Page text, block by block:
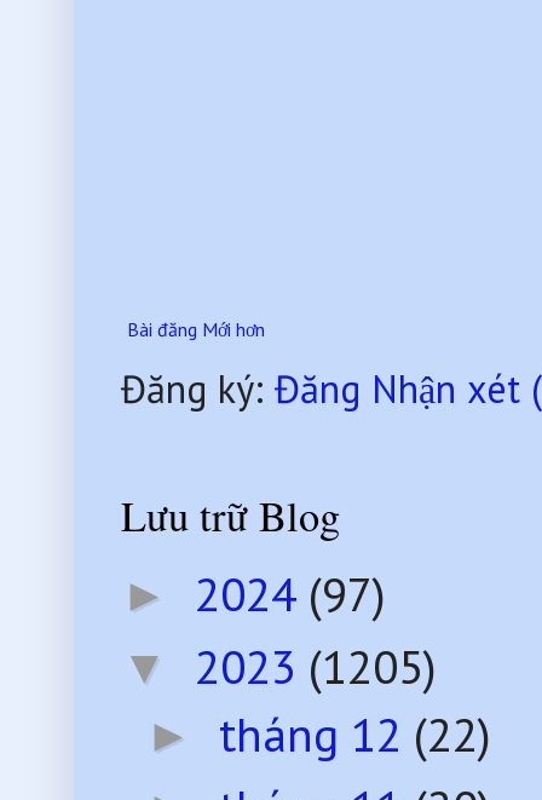
Bài đăng Mới hơn
Đăng ký:Đăng Nhận xét
Lưu trữ Blog
► 2024 (97)
▼ 2023 (1205)
► tháng 12 (22)